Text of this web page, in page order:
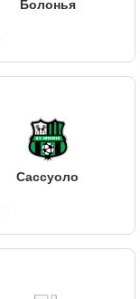
Болонья
Сассуоло